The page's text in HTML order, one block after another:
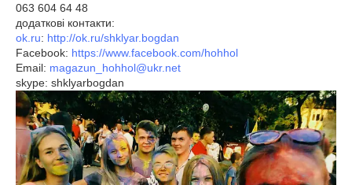
063 604 64 48
додаткові контакти:
ok.ru: http://ok.ru/shklyar.bogdan
Facebook: https://www.facebook.com/hohhol
Email: magazun_hohhol@ukr.net
skype: shklyarbogdan